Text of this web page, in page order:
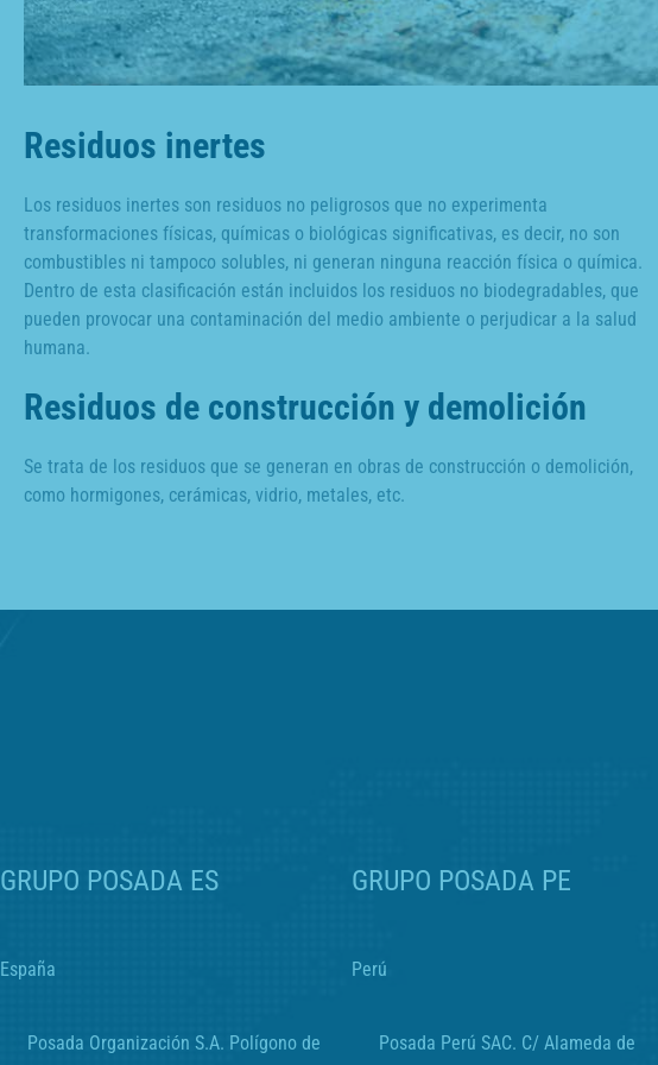
Residuos inertes
Los residuos inertes son residuos no peligrosos que no experimenta
transformaciones físicas, químicas o biológicas significativas, es decir, no son
combustibles ni tampoco solubles, ni generan ninguna reacción física o química.
Dentro de esta clasificación están incluidos los residuos no biodegradables, que
pueden provocar una contaminación del medio ambiente o perjudicar a la salud
humana.
Residuos de construcción y demolición
Se trata de los residuos que se generan en obras de construcción o demolición,
como hormigones, cerámicas, vidrio, metales, etc.
GRUPO POSADA ES
España
Posada Organización S.A. Polígono de
GRUPO POSADA PE
Perú
Posada Perú SAC. C/ Alameda de